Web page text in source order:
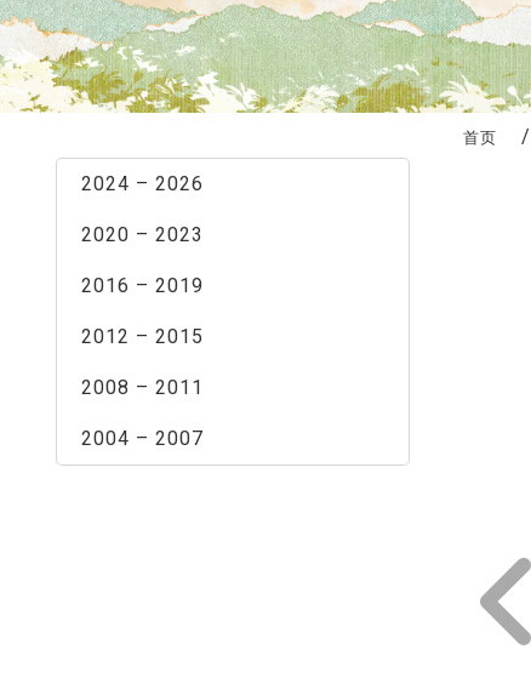
2024 – 2026
2020 – 2023
2016 – 2019
2012 – 2015
2008 – 2011
2004 – 2007
首页